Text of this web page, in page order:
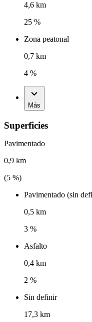
4,6 km
25 %
Zona peatonal
0,7 km
4 %
Más
Superficies
Pavimentado
0,9 km
(5 %)
Pavimentado (sin
0,5 km
3 %
Asfalto
0,4 km
2 %
Sin definir
17,3 km